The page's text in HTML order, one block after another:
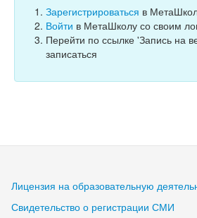
Зарегистрироваться в
Войти в МетаШколу со своим
Перейти по ссылке 'Запись на
записаться
Лицензия на образовательную
Свидетельство о регистрации СМИ